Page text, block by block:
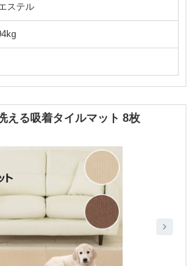
ステル
える吸着タイルマット 8枚